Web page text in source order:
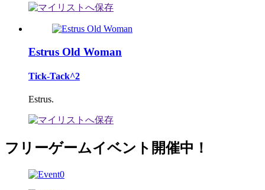
Estrus Old Woman
Tick-Tack^2
Estrus.
フリーゲームイベント開催中！